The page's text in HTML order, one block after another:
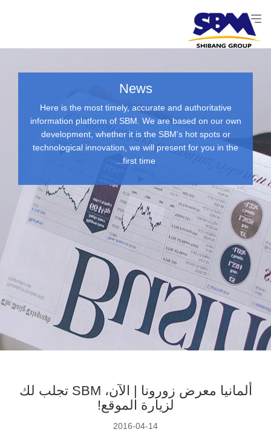
News
Here is the most timely, accurate and authoritative
information platform of SBM. We are based on our own
development, whether it is the SBM's hot spots or
technological innovation, we will present for you in the
first time...
ألمانيا معرض زورونا | الآن، SBM تجلب لك
لزيارة الموقع!
2016-04-14